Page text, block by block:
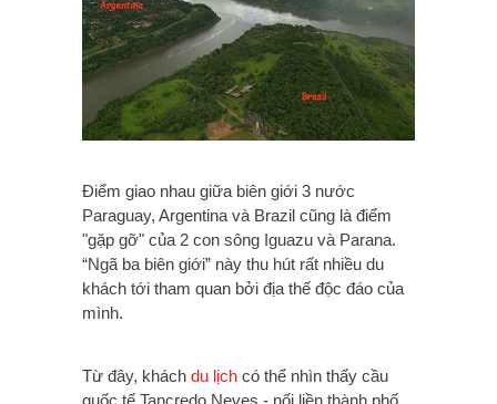
Điểm giao nhau giữa biên giới 3 nước
Paraguay, Argentina và Brazil cũng là điểm
"gặp gỡ" của 2 con sông Iguazu và Parana.
“Ngã ba biên giới” này thu hút rất nhiều du
khách tới tham quan bởi địa thế độc đáo của
mình.
Từ đây, khách du lịch có thể nhìn thấy cầu